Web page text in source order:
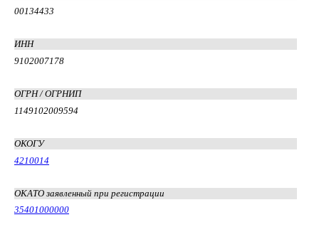
00134433
ИНН
9102007178
ОГРН / ОГРНИП
1149102009594
ОКОГУ
4210014
ОКАТО заявленный при регистрации
35401000000